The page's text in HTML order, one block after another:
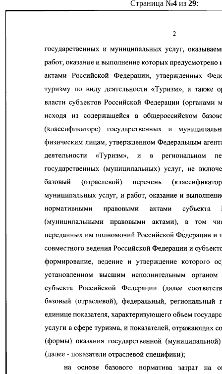
Страница №4из 29: